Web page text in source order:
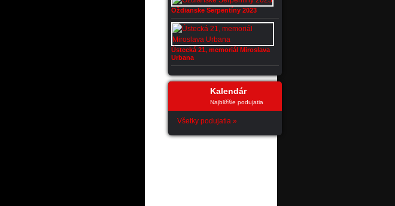
Oždianske Serpentíny 2023
Ústecká 21, memoriál Miroslava
Urbana
Kalendár
Najbližšie podujatia
Všetky podujatia »